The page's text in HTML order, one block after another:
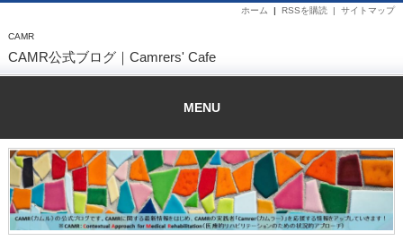
CAMR
サイトマップ
RSSを購読 |
ホーム |
CAMR公式ブログ｜Camrers' Cafe
MENU